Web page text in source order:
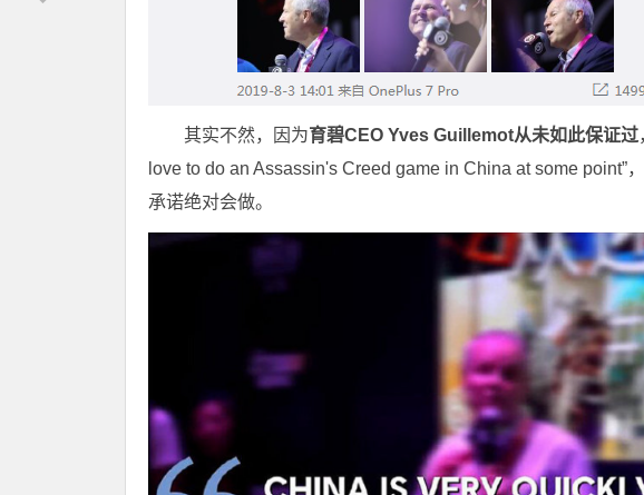
其实不然，因为育碧CEO Yves Guillemot从未如此保证过
love to do an Assassin's Creed game in China at some point”
承诺绝对会做。